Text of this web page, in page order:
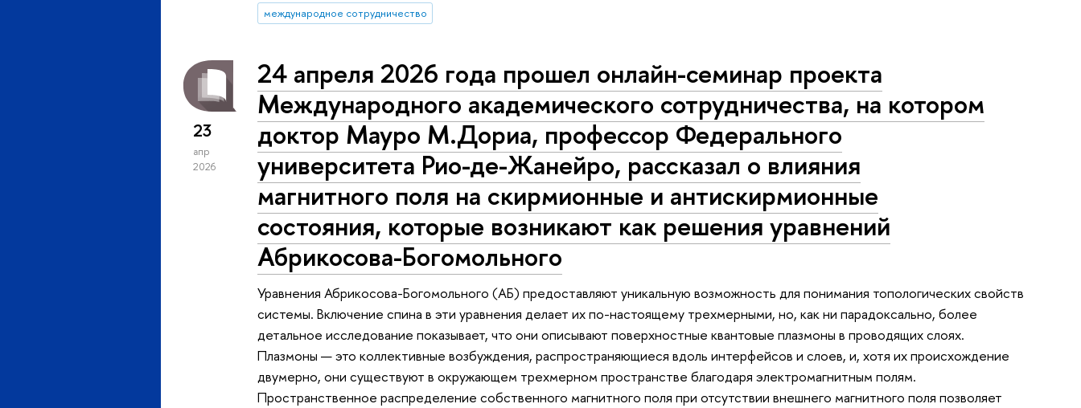
международное сотрудничество
23
апр
2026
24 апреля 2026 года прошел онлайн-семинар проекта
Международного академического сотрудничества, на котором
доктор Мауро М.Дориа, профессор Федерального
университета Рио-де-Жанейро, рассказал о влияния
магнитного поля на скирмионные и антискирмионные
состояния, которые возникают как решения уравнений
Абрикосова-Богомольного
Уравнения Абрикосова-Богомольного (АБ) предоставляют уникальную возможность для понимания топологических свойств
системы. Включение спина в эти уравнения делает их по-настоящему трехмерными, но, как ни парадоксально, более
детальное исследование показывает, что они описывают поверхностные квантовые плазмоны в проводящих слоях.
Плазмоны — это коллективные возбуждения, распространяющиеся вдоль интерфейсов и слоев, и, хотя их происхождение
двумерно, они существуют в окружающем трехмерном пространстве благодаря электромагнитным полям.
Пространственное распределение собственного магнитного поля при отсутствии внешнего магнитного поля позволяет